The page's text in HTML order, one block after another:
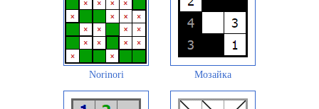
Norinori Мозайка